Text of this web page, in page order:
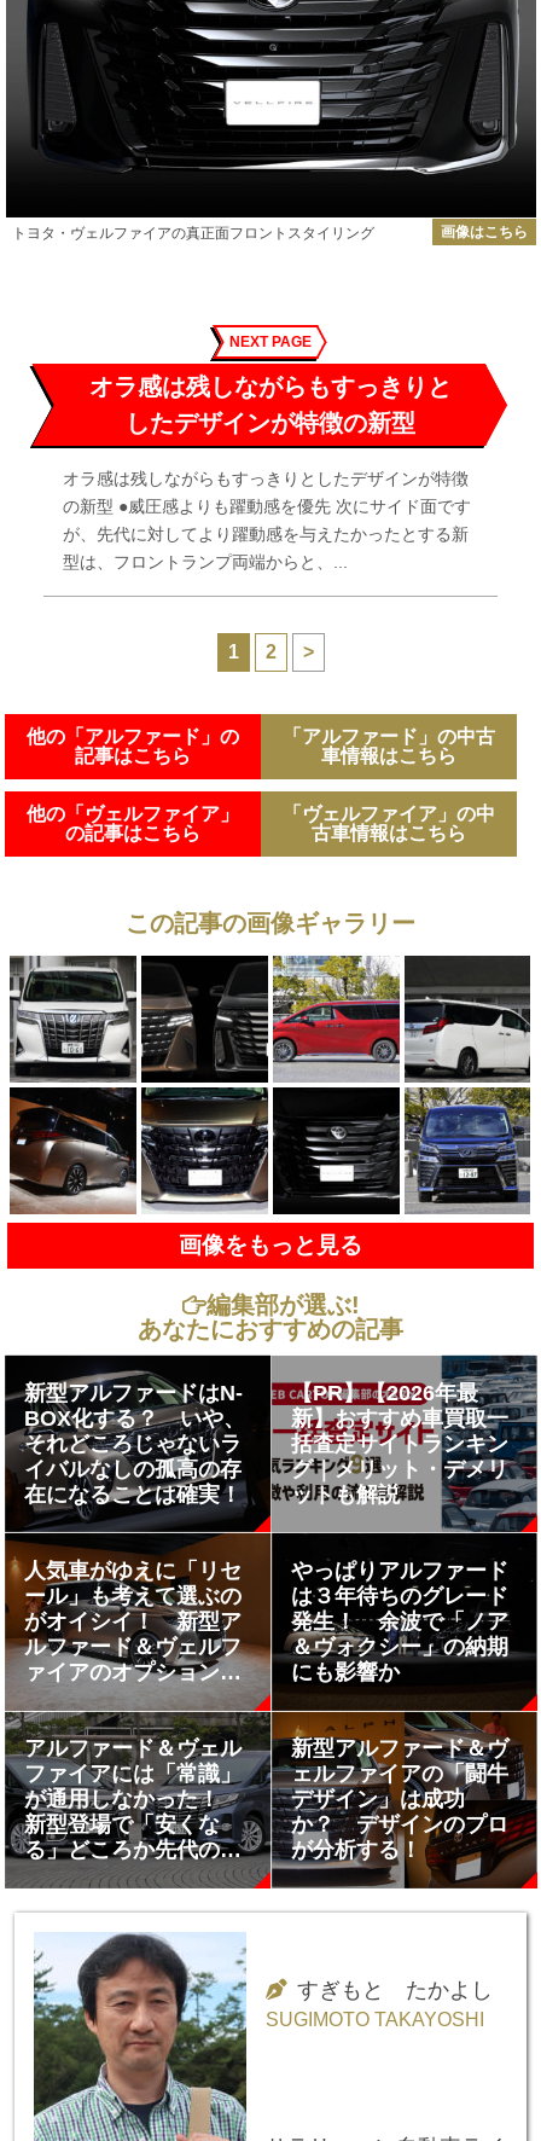
トヨタ・ヴェルファイアの真正面フロントスタイリング 画像はこちら
NEXT PAGE
オラ感は残しながらもすっきりと
したデザインが特徴の新型
オラ感は残しながらもすっきりとしたデザインが特徴
の新型 ●威圧感よりも躍動感を優先 次にサイド面です
が、先代に対してより躍動感を与えたかったとする新
型は、フロントランプ両端からと、...
1 2 >
他の「アルファード」の
記事はこちら
他の「ヴェルファイア」
の記事はこちら
「アルファード」の中古
車情報はこちら
「ヴェルファイア」の中
古車情報はこちら
この記事の画像ギャラリー
画像をもっと見る
編集部が選ぶ!
あなたにおすすめの記事
新型アルファードはN-
BOX化する？ いや、
それどころじゃないラ
イバルなしの孤高の存
在になることは確実！
【PR】【2026年最
新】おすすめ車買取一
括査定サイトランキン
グ｜メリット・デメリ
ットも解説
人気車がゆえに「リセ
ール」も考えて選ぶの
がオイシイ！ 新型ア
ルファード＆ヴェルフ
ァイアのオプション選
択を考えてみた
やっぱりアルファード
は３年待ちのグレード
発生！ 余波で「ノア
＆ヴォクシー」の納期
にも影響か
アルファード＆ヴェル
ファイアには「常識」
が通用しなかった！
新型登場で「安くな
る」どころか先代の中
古価格が「上昇」の兆
新型アルファード＆ヴ
ェルファイアの「闘牛
デザイン」は成功
か？ デザインのプロ
が分析する！
すぎもと たかよし
SUGIMOTO TAKAYOSHI